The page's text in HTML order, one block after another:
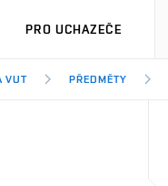
PRO UCHAZEČE
VUT PŘEDMĚTY